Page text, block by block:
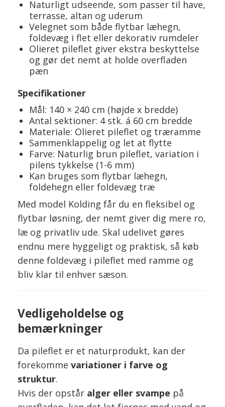
Naturligt udseende, som passer til have,
terrasse, altan og uderum
Velegnet som både flytbar læhegn,
foldevæg i flet eller dekorativ rumdeler
Olieret pileflet giver ekstra beskyttelse
og gør det nemt at holde overfladen
pæn
Specifikationer
Mål: 140 × 240 cm (højde x bredde)
Antal sektioner: 4 stk. á 60 cm bredde
Materiale: Olieret pileflet og træramme
Sammenklappelig og let at flytte
Farve: Naturlig brun pileflet, variation i
pilens tykkelse (1-6 mm)
Kan bruges som flytbar læhegn,
foldehegn eller foldevæg træ
Med model Kolding får du en fleksibel og
flytbar løsning, der nemt giver dig mere ro,
læ og privatliv ude. Skal udelivet gøres
endnu mere hyggeligt og praktisk, så køb
denne foldevæg i pileflet med ramme og
bliv klar til enhver sæson.
Vedligeholdelse og
bemærkninger
Da pileflet er et naturprodukt, kan der
forekomme variationer i farve og
struktur.
Hvis der opstår alger eller svampe på